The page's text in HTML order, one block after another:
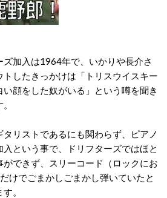
加入は1964年で、いかりや長介さ
トしたきっかけは「トリスウイスキー
顔をした奴がいる」という噂を聞き
リストであるにも関わらず、ピアノ
入という事で、ドリフターズではほと
ができず、スリーコード（ロックにお
けでごまかしごまかし弾いていたと
。